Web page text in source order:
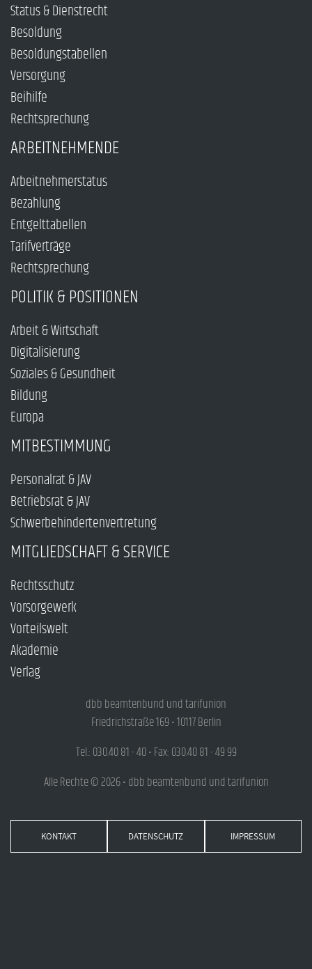
Status & Dienstrecht
Besoldung
Besoldungstabellen
Versorgung
Beihilfe
Rechtsprechung
ARBEITNEHMENDE
Arbeitnehmerstatus
Bezahlung
Entgelttabellen
Tarifverträge
Rechtsprechung
POLITIK & POSITIONEN
Arbeit & Wirtschaft
Digitalisierung
Soziales & Gesundheit
Bildung
Europa
MITBESTIMMUNG
Personalrat & JAV
Betriebsrat & JAV
Schwerbehindertenvertretung
MITGLIEDSCHAFT & SERVICE
Rechtsschutz
Vorsorgewerk
Vorteilswelt
Akademie
Verlag
dbb beamtenbund und tarifunion
Friedrichstraße 169 • 10117 Berlin
Tel.: 030.40 81 - 40 • Fax: 030.40 81 - 49 99
Alle Rechte © 2026 • dbb beamtenbund und tarifunion
KONTAKT DATENSCHUTZ IMPRESSUM